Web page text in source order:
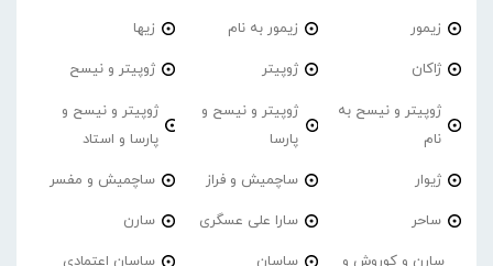
زیمور زیمور به نام زیها
ژاکان ژوپیتر ژوپیتر و نیسح
ژوپیتر و نیسح به
نام
ژوپیتر و نیسح و
پارسا
ژوپیتر و نیسح و
پارسا و استاد
ژیوار ساچمیش و فراز ساچمیش و مفسر
ساحر سارا علی عسگری سارن
سارن و کوروش و ساسان ساسان اعتمادی